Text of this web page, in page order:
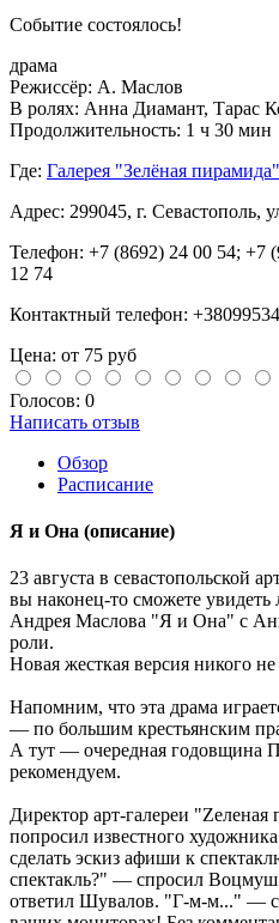
Событие состоялось!
драма
Режиссёр: А. Маслов
В ролях: Анна Диамант, Тарас
Продолжительность: 1 ч 30 мин
Где: Галерея "Зелёная пирамида"
Адрес: 299045, г. Севастополь,
Телефон: +7 (8692) 24 00 54; +7
12 74
Контактный телефон:
Цена: от 75 руб
Голосов: 0
Написать отзыв
Обзор
Расписание
Я и Она (описание)
23 августа в севастопольской
вы наконец-то сможете увидеть
Андрея Маслова "Я и Она" с
роли.
Новая жесткая версия никого
Напомним, что эта драма
— по большим крестьянским
А тут — очередная годовщина
рекомендуем.
Директор арт-галереи
попросил известного
сделать эскиз афиши к
спектакль?" — спросил
ответил Шувалов. "Г-м-м..." —